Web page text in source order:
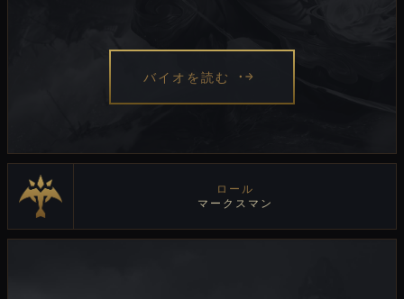
バイオを読む
ロール
マークスマン